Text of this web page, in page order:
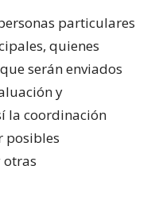
particulares
quienes
serán enviados
y
la coordinación
posibles